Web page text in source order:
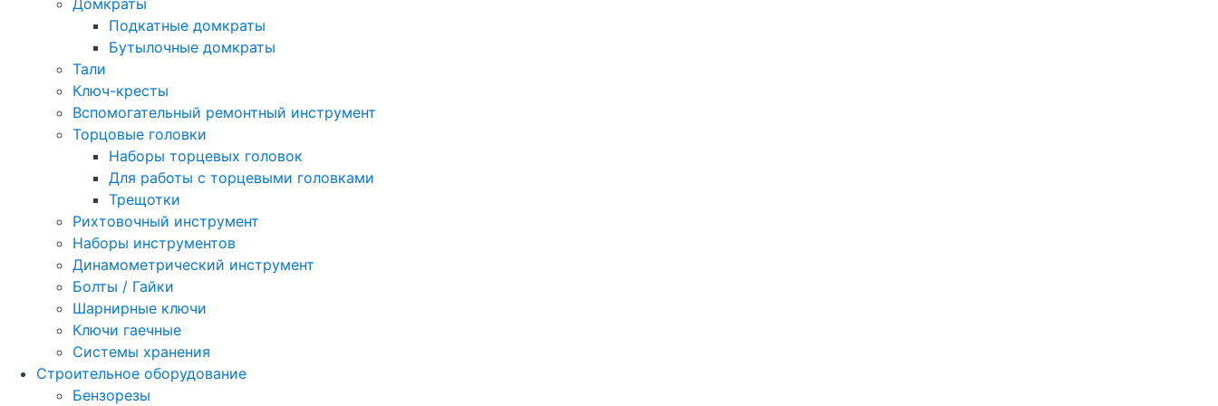
Домкраты
Подкатные домкраты
Бутылочные домкраты
Тали
Ключ-кресты
Вспомогательный ремонтный инструмент
Торцовые головки
Наборы торцевых головок
Для работы с торцевыми головками
Трещотки
Рихтовочный инструмент
Наборы инструментов
Динамометрический инструмент
Болты / Гайки
Шарнирные ключи
Ключи гаечные
Системы хранения
Строительное оборудование
Бензорезы